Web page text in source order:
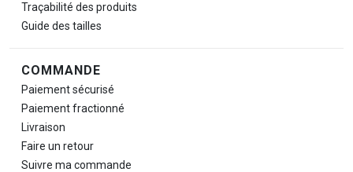
Traçabilité des produits
Guide des tailles
COMMANDE
Paiement sécurisé
Paiement fractionné
Livraison
Faire un retour
Suivre ma commande